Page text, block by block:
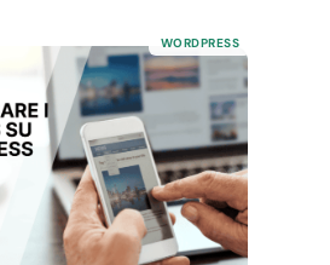
WORDPRESS